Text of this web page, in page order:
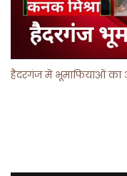
हैदरगंज में भूमाफियाओं